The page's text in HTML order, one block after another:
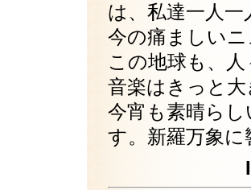
は、私達一人
今の痛ましい
この地球も、
音楽はきっと
今宵も素晴ら
す。新羅万象